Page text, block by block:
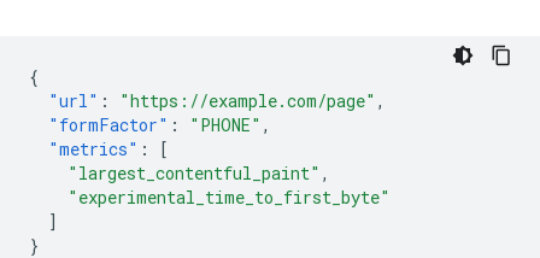
{
"url" : "https://example.com/page" ,
"formFactor" : "PHONE" ,
"metrics" :
[
"largest_contentful_paint" ,
"experimental_time_to_first_byte"
]
}